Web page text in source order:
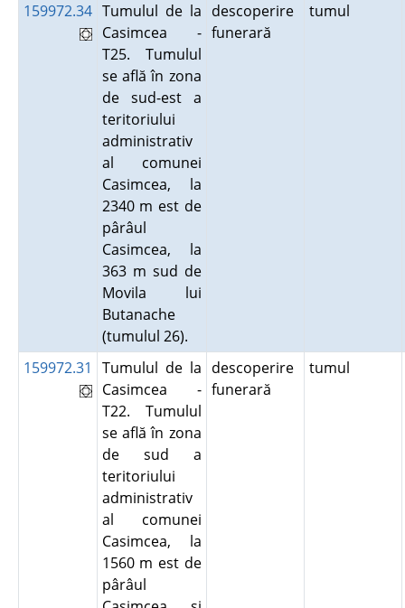
159972.34 Tumulul de la
Casimcea -
T25. Tumulul
se află în zona
de sud-est a
teritoriului
administrativ
al comunei
Casimcea, la
2340 m est de
pârâul
Casimcea, la
363 m sud de
Movila lui
Butanache
(tumulul 26).
descoperire
funerară
tumul
159972.31
Tumulul de la
Casimcea -
T22. Tumulul
se află în zona
de sud a
teritoriului
administrativ
al comunei
Casimcea, la
1560 m est de
pârâul
descoperire
funerară
tumul